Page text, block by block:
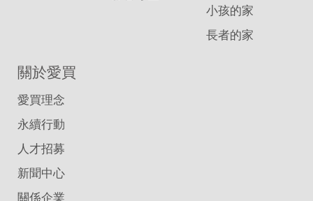
小孩的家
長者的家
關於愛買
愛買理念
永續行動
人才招募
新聞中心
關係企業